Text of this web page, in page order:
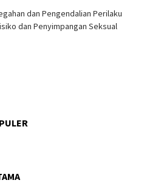
dan Pengendalian Perilaku
dan Penyimpangan Seksual